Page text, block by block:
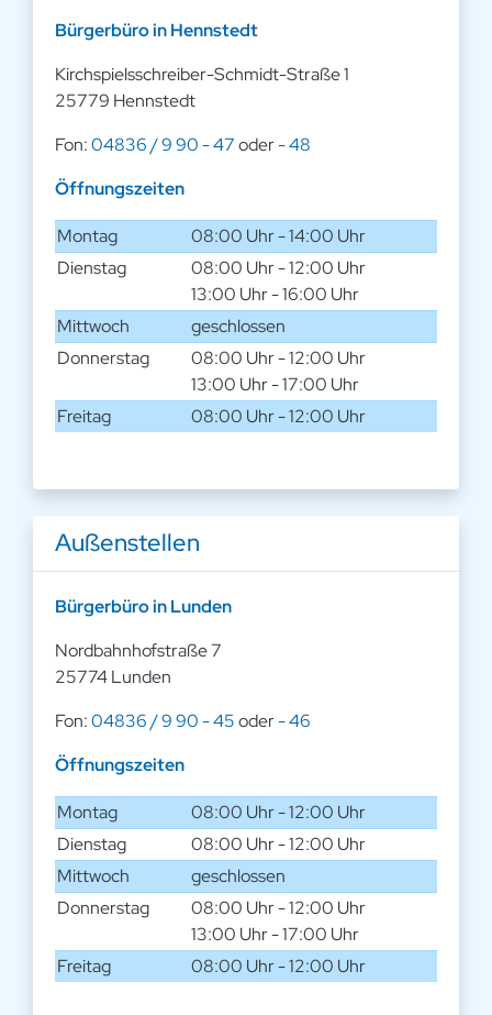
Bürgerbüro in Hennstedt
Kirchspielsschreiber-Schmidt-Straße 1
25779 Hennstedt
Fon:04836 / 9 90 - 47oder- 48
Öffnungszeiten
Montag
08:00 Uhr - 14:00 Uhr
Dienstag
08:00 Uhr - 12:00 Uhr
13:00 Uhr - 16:00 Uhr
Mittwoch
geschlossen
Donnerstag
08:00 Uhr - 12:00 Uhr
13:00 Uhr - 17:00 Uhr
Freitag
08:00 Uhr - 12:00 Uhr
Außenstellen
Bürgerbüro in Lunden
Nordbahnhofstraße 7
25774 Lunden
Fon:04836 / 9 90 - 45oder- 46
Öffnungszeiten
Montag
08:00 Uhr - 12:00 Uhr
Dienstag
08:00 Uhr - 12:00 Uhr
Mittwoch
geschlossen
Donnerstag
08:00 Uhr - 12:00 Uhr
13:00 Uhr - 17:00 Uhr
Freitag
08:00 Uhr - 12:00 Uhr